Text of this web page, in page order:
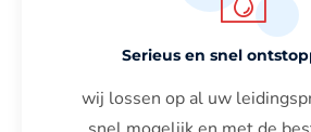
Serieus en snel
wij lossen op al uw